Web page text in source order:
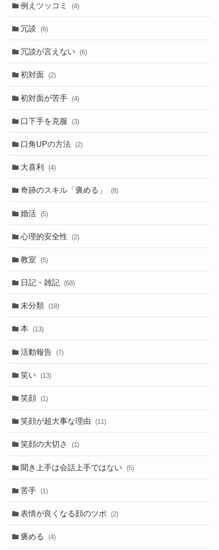
例えツッコミ (4)
冗談 (6)
冗談が言えない (6)
初対面 (2)
初対面が苦手 (4)
口下手を克服 (3)
口角UPの方法 (2)
大喜利 (4)
奇跡のスキル「褒める」 (8)
婚活 (5)
心理的安全性 (2)
教室 (5)
日記・雑記 (68)
未分類 (18)
本 (13)
活動報告 (7)
笑い (13)
笑顔 (1)
笑顔が超大事な理由 (11)
笑顔の大切さ (1)
聞き上手は会話上手ではない (5)
苦手 (1)
表情が良くなる顔のツボ (2)
褒める (4)